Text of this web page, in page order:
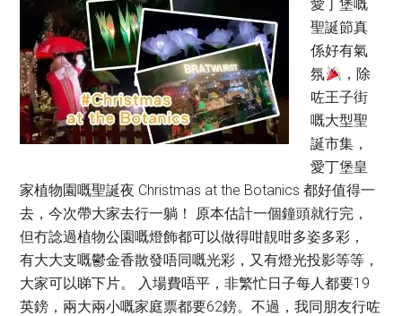
愛丁堡嘅
聖誕節真
係好有氣
氛
，除
咗王子街
嘅大型聖
誕市集，
愛丁堡皇
家植物園嘅聖誕夜 Christmas at the Botanics 都好值得一
去，今次帶大家去行一躺！ 原本估計一個鐘頭就行完，
但冇諗過植物公園嘅燈飾都可以做得咁靚咁多姿多彩，
有大大支嘅鬱金香散發唔同嘅光彩，又有燈光投影等等，
大家可以睇下片。 入場費唔平，非繁忙日子每人都要19
英鎊，兩大兩小嘅家庭票都要62鎊。不過，我同朋友行咗